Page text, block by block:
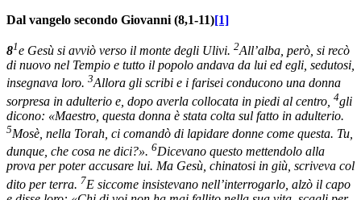
Dal vangelo secondo Giovanni (8,1-11)[1]
81e Gesù si avviò verso il monte degli Ulivi. 2All’alba, però, si recò
di nuovo nel Tempio e tutto il popolo andava da lui ed egli, sedutosi,
insegnava loro. 3Allora gli scribi e i farisei conducono una donna
sorpresa in adulterio e, dopo averla collocata in piedi al centro, 4gli
dicono: «Maestro, questa donna è stata colta sul fatto in adulterio.
5Mosè, nella Torah, ci comandò di lapidare donne come questa. Tu,
dunque, che cosa ne dici?». 6Dicevano questo mettendolo alla
prova per poter accusare lui. Ma Gesù, chinatosi in giù, scriveva col
dito per terra. 7E siccome insistevano nell’interrogarlo, alzò il capo